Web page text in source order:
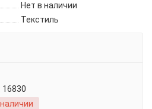
Нет в наличии
Текстиль
16830